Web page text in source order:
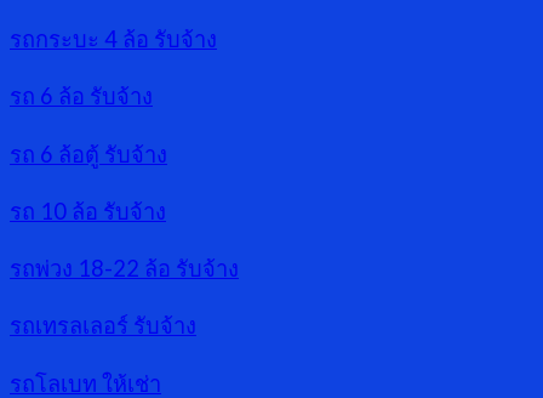
รถกระบะ 4 ล้อ รับจ้าง
รถ 6 ล้อ รับจ้าง
รถ 6 ล้อตู้ รับจ้าง
รถ 10 ล้อ รับจ้าง
รถพ่วง 18-22 ล้อ รับจ้าง
รถเทรลเลอร์ รับจ้าง
รถโลเบท ให้เช่า